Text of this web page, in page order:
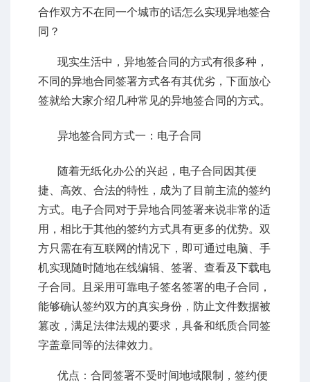
合作双方不在同一个城市的话怎么实现异地签合
同？
现实生活中，异地签合同的方式有很多种，
不同的异地合同签署方式各有其优劣，下面放心
签就给大家介绍几种常见的异地签合同的方式。
异地签合同方式一： 电子合同
随着无纸化办公的兴起，电子合同因其便
捷、高效、合法的特性，成为了目前主流的签约
方式。电子合同对于异地合同签署来说非常的适
用，相比于其他的签约方式具有更多的优势。双
方只需在有互联网的情况下，即可通过电脑、手
机实现随时随地在线编辑、签署、查看及下载电
子合同。且采用可靠电子签名签署的电子合同，
能够确认签约双方的真实身份，防止文件数据被
篡改，满足法律法规的要求，具备和纸质合同签
字盖章同等的法律效力。
优点：合同签署不受时间地域限制，签约便